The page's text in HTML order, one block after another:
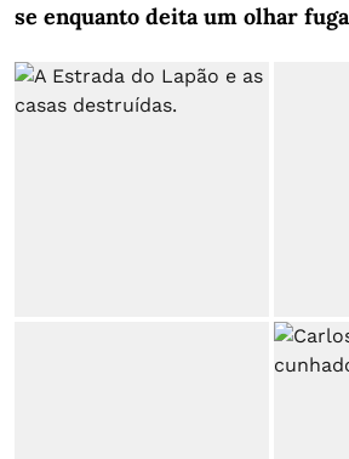
se enquanto deita um olhar